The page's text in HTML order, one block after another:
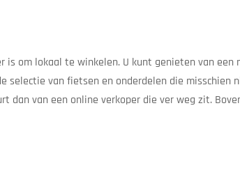
om lokaal te winkelen. U kunt genieten van
van fietsen en onderdelen die
van een online verkoper die ver weg zit.